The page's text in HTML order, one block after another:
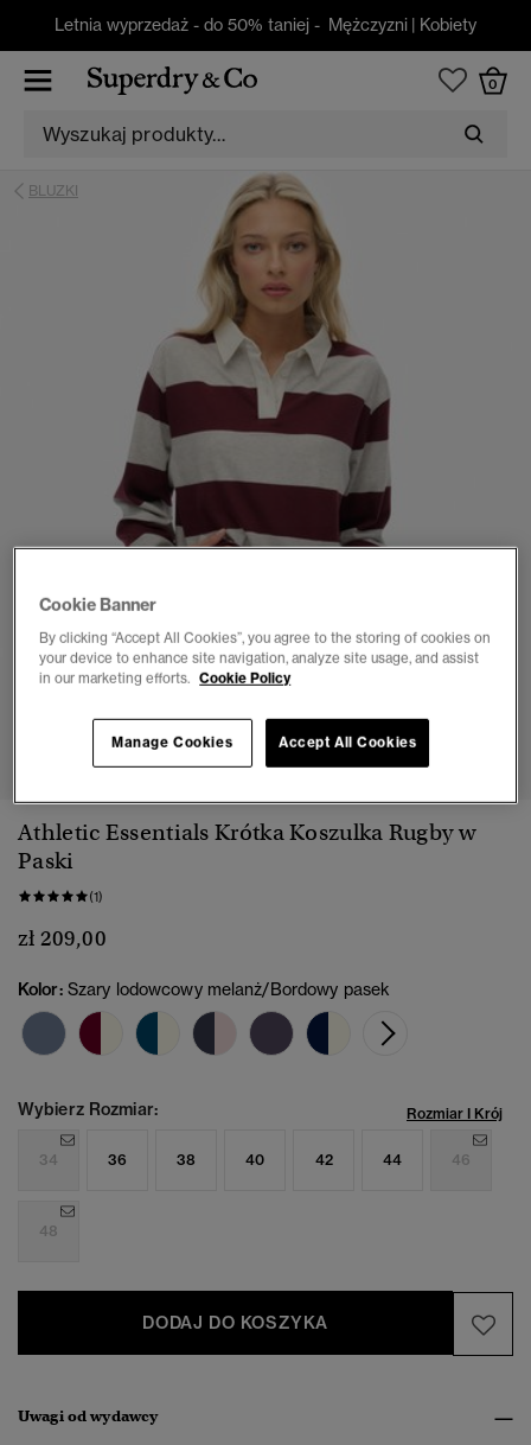
Letnia wyprzedaż - do 50% taniej - Mężczyzni | Kobiety
0
BLUZKI
1 2 4 5
Athletic Essentials Krótka Koszulka Rugby w
Paski
(1)
zł 209,00
Kolor: Szary lodowcowy melanż/Bordowy pasek
Wybierz Rozmiar: Rozmiar I Krój
34 36 38 40 42 44 46
48
DODAJ DO KOSZYKA
Uwagi od wydawcy
Cookie Banner
By clicking “Accept All Cookies”, you agree to the storing of cookies on
your device to enhance site navigation, analyze site usage, and assist
in our marketing efforts. Cookie Policy
Accept All Cookies
Manage Cookies